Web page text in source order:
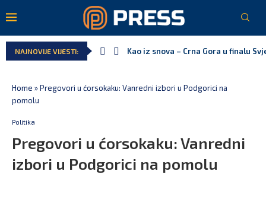
NAJNOVIJE VIJESTI: Kao iz snova – Crna Gora u finalu
Home »Pregovori u ćorsokaku: Vanredni izbori u Podgorici na
pomolu
Politika
Pregovori u ćorsokaku: Vanredni
izbori u Podgorici na pomolu